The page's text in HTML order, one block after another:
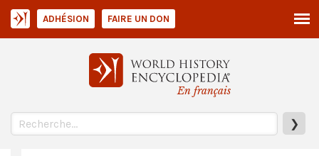
En français
❯
ADHÉSION FAIRE UN DON